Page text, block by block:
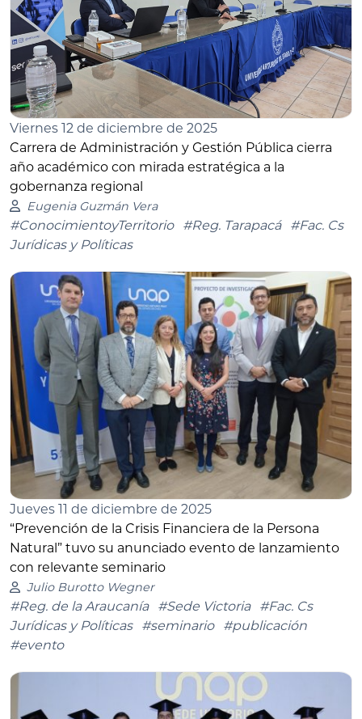
Viernes 12 de diciembre de 2025
Carrera de Administración y Gestión Pública cierra
año académico con mirada estratégica a la
gobernanza regional
Eugenia Guzmán Vera
#ConocimientoyTerritorio #Reg. Tarapacá
#Fac. Cs
Jurídicas y Políticas
Jueves 11 de diciembre de 2025
“Prevención de la Crisis Financiera de la Persona
Natural” tuvo su anunciado evento de lanzamiento
con relevante seminario
Julio Burotto Wegner
#Reg. de la Araucanía #Sede Victoria
#Fac. Cs
Jurídicas y Políticas
#seminario
#publicación
#evento